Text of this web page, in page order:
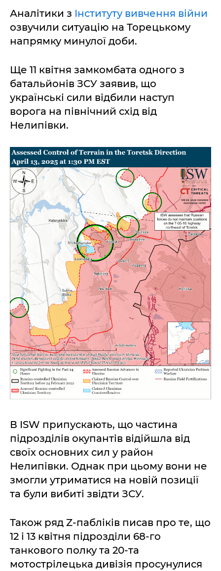
Аналітики з Інституту вивчення війни
озвучили ситуацію на Торецькому
напрямку минулої доби.
Ще 11 квітня замкомбата одного з
батальйонів ЗСУ заявив, що
українські сили відбили наступ
ворога на північний схід від
Нелипівки.
В ISW припускають, що частина
підрозділів окупантів відійшла від
своїх основних сил у район
Нелипівки. Однак при цьому вони не
змогли утриматися на новій позиції
та були вибиті звідти ЗСУ.
Також ряд Z-пабліків писав про те, що
12 і 13 квітня підрозділи 68-го
танкового полку та 20-та
мотострілецька дивізія просунулися